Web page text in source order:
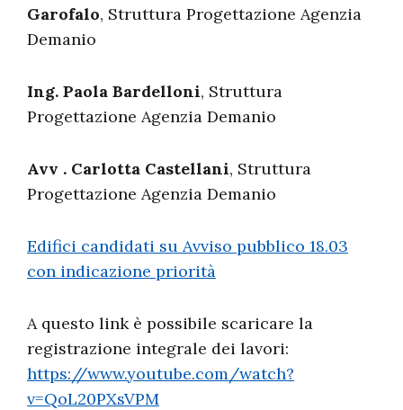
Garofalo, Struttura Progettazione Agenzia
Demanio
Ing. Paola Bardelloni, Struttura
Progettazione Agenzia Demanio
Avv . Carlotta Castellani, Struttura
Progettazione Agenzia Demanio
Edifici candidati su Avviso pubblico 18.03
con indicazione priorità
A questo link è possibile scaricare la
registrazione integrale dei lavori:
https://www.youtube.com/watch?
v=QoL20PXsVPM